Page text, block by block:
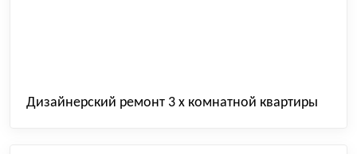
Дизайнерский ремонт 3 х комнатной квартиры